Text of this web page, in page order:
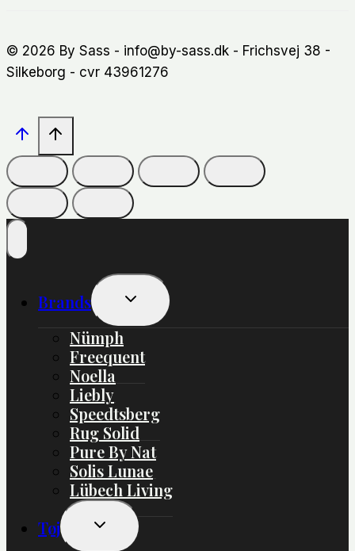
© 2026 By Sass - info@by-sass.dk - Frichsvej 38 -
Silkeborg - cvr 43961276
Brands
Skift
Undermenu
Nümph
Freequent
Noella
Liebly
Speedtsberg
Rug Solid
Pure By Nat
Solis Lunae
Lübech Living
Tøj
Skift
Undermenu